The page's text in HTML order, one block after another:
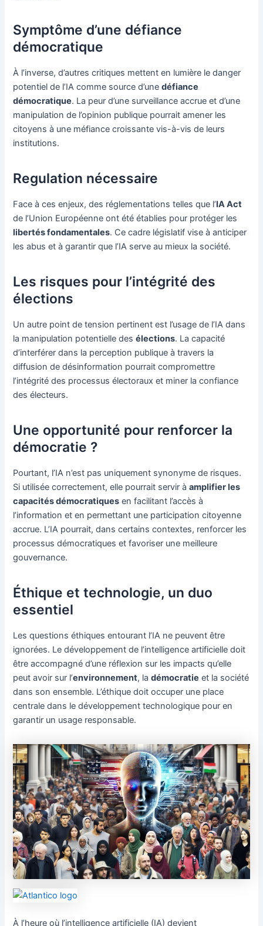
Symptôme d’une défiance
démocratique
À l’inverse, d’autres critiques mettent en lumière le danger
potentiel de l’IA comme source d’unedéfiance
démocratique. La peur d’une surveillance accrue et d’une
manipulation de l’opinion publique pourrait amener les
citoyens à une méfiance croissante vis-à-vis de leurs
institutions.
Regulation nécessaire
Face à ces enjeux, des réglementations telles que l’IA Act
de l’Union Européenne ont été établies pour protéger les
libertés fondamentales. Ce cadre législatif vise à anticiper
les abus et à garantir que l’IA serve au mieux la société.
Les risques pour l’intégrité des
élections
Un autre point de tension pertinent est l’usage de l’IA dans
la manipulation potentielle desélections. La capacité
d’interférer dans la perception publique à travers la
diffusion de désinformation pourrait compromettre
l’intégrité des processus électoraux et miner la confiance
des électeurs.
Une opportunité pour renforcer la
démocratie ?
Pourtant, l’IA n’est pas uniquement synonyme de risques.
Si utilisée correctement, elle pourrait servir àamplifier les
capacités démocratiques en facilitant l’accès à
l’information et en permettant une participation citoyenne
accrue. L’IA pourrait, dans certains contextes, renforcer les
processus démocratiques et favoriser une meilleure
gouvernance.
Éthique et technologie, un duo
essentiel
Les questions éthiques entourant l’IA ne peuvent être
ignorées. Le développement de l’intelligence artificielle doit
être accompagné d’une réflexion sur les impacts qu’elle
peut avoir sur l’environnement, ladémocratie et la société
dans son ensemble. L’éthique doit occuper une place
centrale dans le développement technologique pour en
garantir un usage responsable.
À l’heure où l’intelligence artificielle (IA) devient